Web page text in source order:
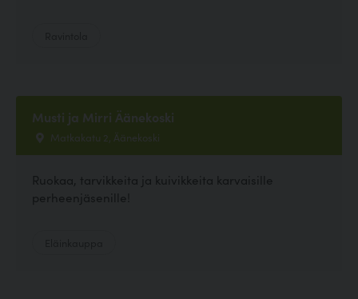
Musti ja Mirri Äänekoski
Matkakatu 2, Äänekoski
Ruokaa, tarvikkeita ja kuivikkeita karvaisille
perheenjäsenille!